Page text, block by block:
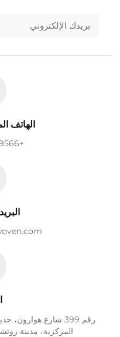
الهاتف
+86-15553709566
رقم 399 شارع
المركزية، مدينة